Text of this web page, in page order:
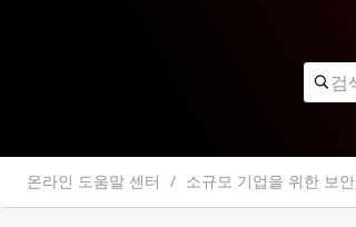
온라인 도움말 센터 소규모 기업을 위한 보안